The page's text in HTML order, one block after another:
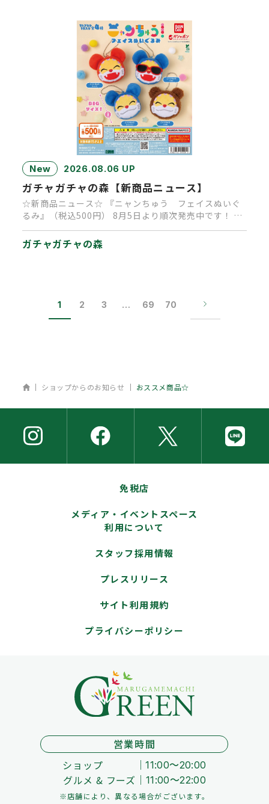
New 2026.08.06 UP
ガチャガチャの森【新商品ニュース】
☆新商品ニュース☆ 『ニャンちゅう フェイスぬいぐ
るみ』（税込500円） 8月5日より順次発売中です！ 大
人気キャラクタ…
ガチャガチャの森
1 2 3 … 69 70
ホーム
ショップからのお知らせ おススメ商品☆
免税店
メディア・イベントスペース
利用について
スタッフ採用情報
プレスリリース
サイト利用規約
プライバシーポリシー
営業時間
ショップ
11:00～20:00
グルメ & フーズ 11:00～22:00
※店舗により、異なる場合がございます。